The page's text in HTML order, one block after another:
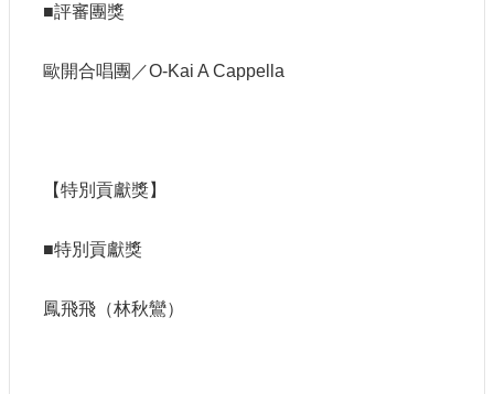
■評審團獎
歐開合唱團／O-Kai A Cappella
【特別貢獻獎】
■特別貢獻獎
鳳飛飛（林秋鸞）